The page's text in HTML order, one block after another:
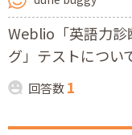
Weblio「英語力診
グ」テストについ
回答数1